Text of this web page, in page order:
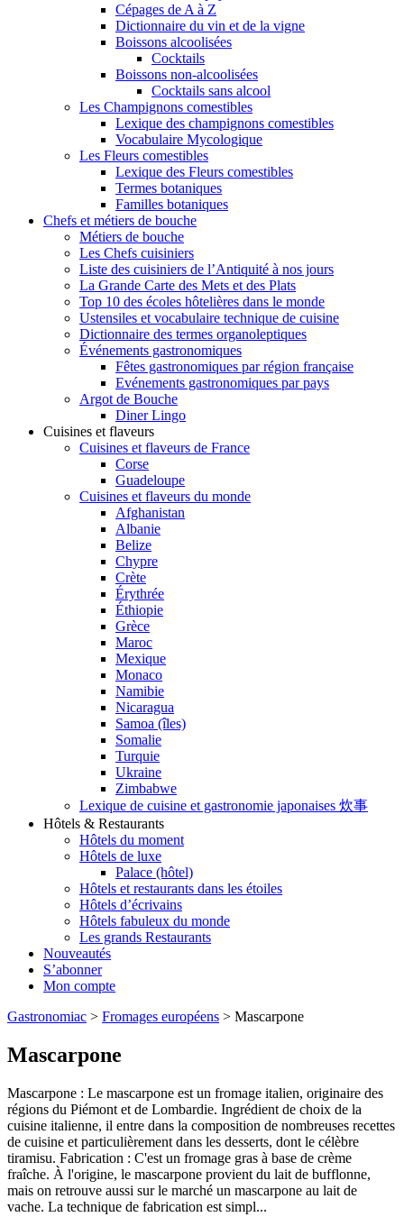
Cépages de A à Z
Dictionnaire du vin et de la vigne
Boissons alcoolisées
Cocktails
Boissons non-alcoolisées
Cocktails sans alcool
Les Champignons comestibles
Lexique des champignons comestibles
Vocabulaire Mycologique
Les Fleurs comestibles
Lexique des Fleurs comestibles
Termes botaniques
Familles botaniques
Chefs et métiers de bouche
Métiers de bouche
Les Chefs cuisiniers
Liste des cuisiniers de l’Antiquité à nos jours
La Grande Carte des Mets et des Plats
Top 10 des écoles hôtelières dans le monde
Ustensiles et vocabulaire technique de cuisine
Dictionnaire des termes organoleptiques
Événements gastronomiques
Fêtes gastronomiques par région française
Evénements gastronomiques par pays
Argot de Bouche
Diner Lingo
Cuisines et flaveurs
Cuisines et flaveurs de France
Corse
Guadeloupe
Cuisines et flaveurs du monde
Afghanistan
Albanie
Belize
Chypre
Crète
Érythrée
Éthiopie
Grèce
Maroc
Mexique
Monaco
Namibie
Nicaragua
Samoa (îles)
Somalie
Turquie
Ukraine
Zimbabwe
Lexique de cuisine et gastronomie japonaises 炊事
Hôtels & Restaurants
Hôtels du moment
Hôtels de luxe
Palace (hôtel)
Hôtels et restaurants dans les étoiles
Hôtels d’écrivains
Hôtels fabuleux du monde
Les grands Restaurants
Nouveautés
S’abonner
Mon compte
Gastronomiac > Fromages européens > Mascarpone
Mascarpone
Mascarpone : Le mascarpone est un fromage italien, originaire des
régions du Piémont et de Lombardie. Ingrédient de choix de la
cuisine italienne, il entre dans la composition de nombreuses recettes
de cuisine et particulièrement dans les desserts, dont le célèbre
tiramisu. Fabrication : C'est un fromage gras à base de crème
fraîche. À l'origine, le mascarpone provient du lait de bufflonne,
mais on retrouve aussi sur le marché un mascarpone au lait de
vache. La technique de fabrication est simpl...